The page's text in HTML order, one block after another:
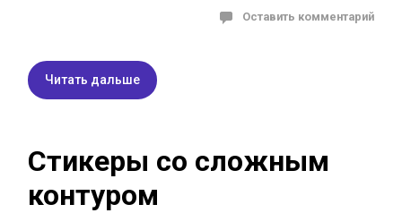
Оставить комментарий
Читать дальше
Стикеры со сложным
контуром